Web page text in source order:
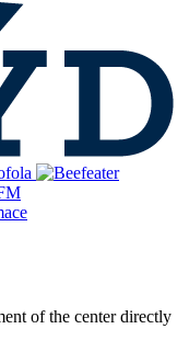
of the center directly